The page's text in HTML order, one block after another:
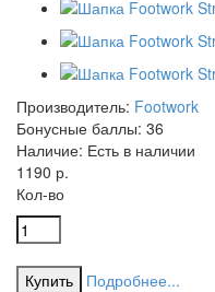
Производитель: Footwork
Бонусные баллы: 36
Наличие: Есть в наличии
1190 р.
Кол-во
Подробнее...